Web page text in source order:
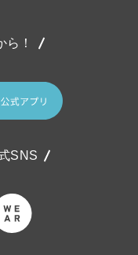
！
SNS